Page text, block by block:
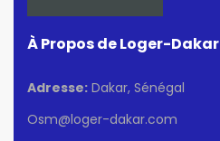
À Propos de Loger-Dakar
Adresse: Dakar, Sénégal
Osm@loger-dakar.com